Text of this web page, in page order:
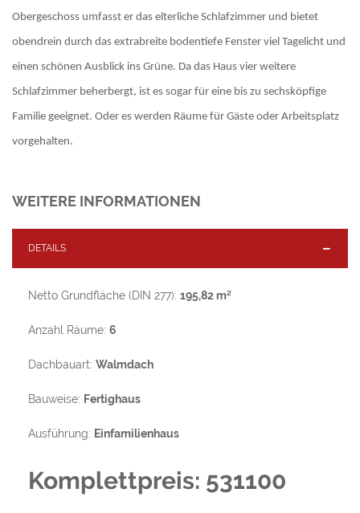
Obergeschoss umfasst er das elterliche Schlafzimmer und bietet
obendrein durch das extrabreite bodentiefe Fenster viel Tagelicht und
einen schönen Ausblick ins Grüne. Da das Haus vier weitere
Schlafzimmer beherbergt, ist es sogar für eine bis zu sechsköpfige
Familie geeignet. Oder es werden Räume für Gäste oder Arbeitsplatz
vorgehalten.
WEITERE INFORMATIONEN
DETAILS
Netto Grundfläche (DIN 277): 195,82 m²
Anzahl Räume: 6
Dachbauart: Walmdach
Bauweise: Fertighaus
Ausführung: Einfamilienhaus
Komplettpreis: 531100